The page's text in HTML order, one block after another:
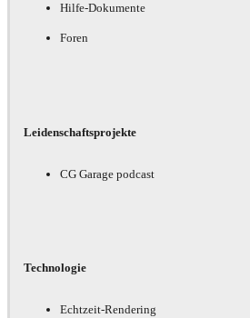
Hilfe-Dokumente
Foren
Leidenschaftsprojekte
CG Garage podcast
Technologie
Echtzeit-Rendering